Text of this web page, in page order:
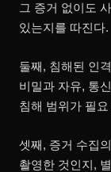
그 증거 없이도
있는지를 따진다.
둘째, 침해된 인
비밀과 자유, 통
침해 범위가 필
셋째, 증거 수집
촬영한 것인지,